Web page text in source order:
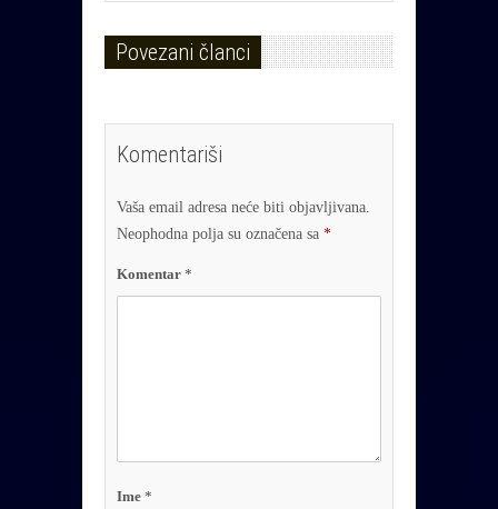
Povezani članci
Komentariši
Vaša email adresa neće biti objavljivana.
Neophodna polja su označena sa *
Komentar *
Ime *